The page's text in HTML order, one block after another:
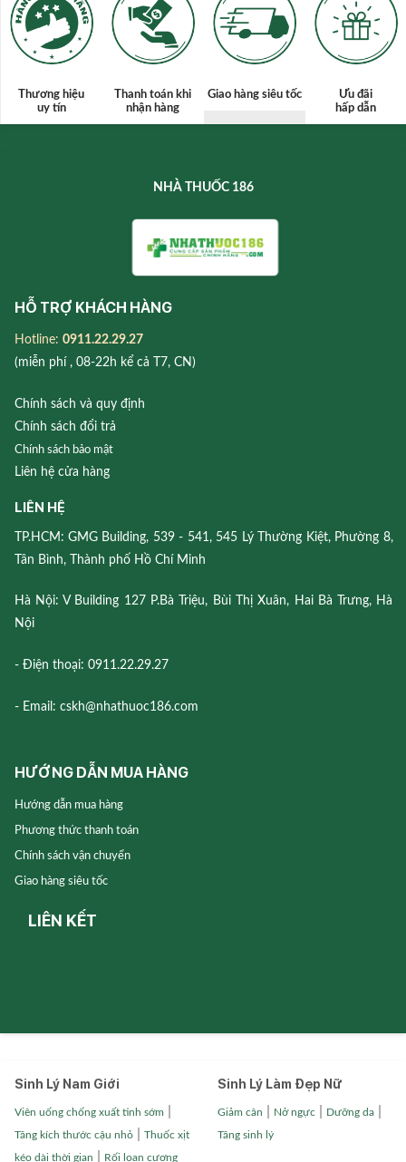
Thương hiệu
uy tín
Thanh toán khi
nhận hàng
Giao hàng siêu tốc
Ưu đãi
hấp dẫn
NHÀ THUỐC 186
HỖ TRỢ KHÁCH HÀNG
Hotline: 0911.22.29.27
(miễn phí , 08-22h kể cả T7, CN)
Chính sách và quy định
Chính sách đổi trả
Chính sách bảo mật
Liên hệ cửa hàng
LIÊN HỆ
TP.HCM: GMG Building, 539 - 541, 545 Lý Thường Kiệt, Phường 8,
Tân Bình, Thành phố Hồ Chí Minh
Hà Nội: V Building 127 P.Bà Triệu, Bùi Thị Xuân, Hai Bà Trưng, Hà
Nội
- Điện thoại: 0911.22.29.27
- Email: cskh@nhathuoc186.com
HƯỚNG DẪN MUA HÀNG
Hướng dẫn mua hàng
Phương thức thanh toán
Chính sách vận chuyển
Giao hàng siêu tốc
LIÊN KẾT
Sinh Lý Nam Giới
Viên uống chống xuất tinh sớm
Tăng kích thước cậu nhỏ| Thuốc xịt
kéo dài thời gian Rối loạn cương
Sinh Lý Làm Đẹp Nữ
Giảm cân Nở ngực Dưỡng da|
Tăng sinh lý